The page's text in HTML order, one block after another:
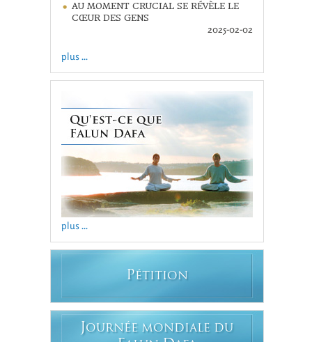
AU MOMENT CRUCIAL SE RÉVÈLE LE
CŒUR DES GENS
2025-02-02
plus ...
plus ...
PÉTITION
JOURNÉE MONDIALE DU